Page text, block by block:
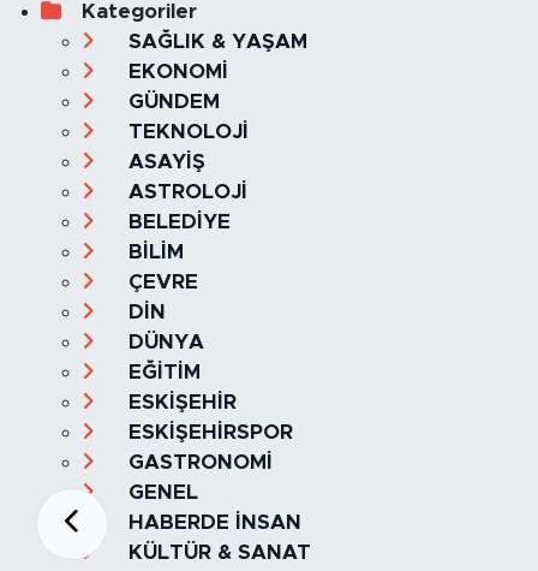
Kategoriler
SAĞLIK & YAŞAM
EKONOMİ
GÜNDEM
TEKNOLOJİ
ASAYİŞ
ASTROLOJİ
BELEDİYE
BİLİM
ÇEVRE
DİN
DÜNYA
EĞİTİM
ESKİŞEHİR
ESKİŞEHİRSPOR
GASTRONOMİ
GENEL
HABERDE İNSAN
KÜLTÜR & SANAT